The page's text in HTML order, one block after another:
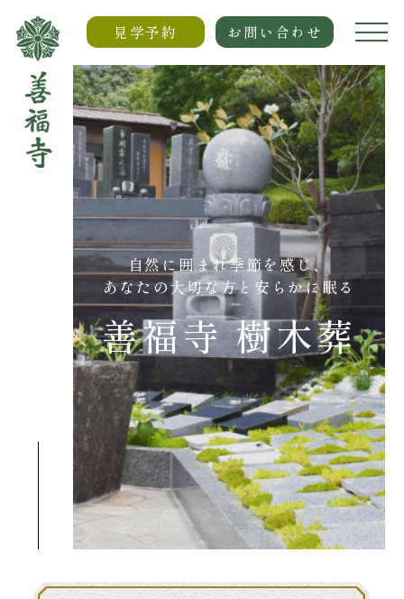
見学予約 お問い合わせ
自然に囲まれ季節を感じ、
あなたの大切な方と安らかに眠る
善福寺 樹木葬